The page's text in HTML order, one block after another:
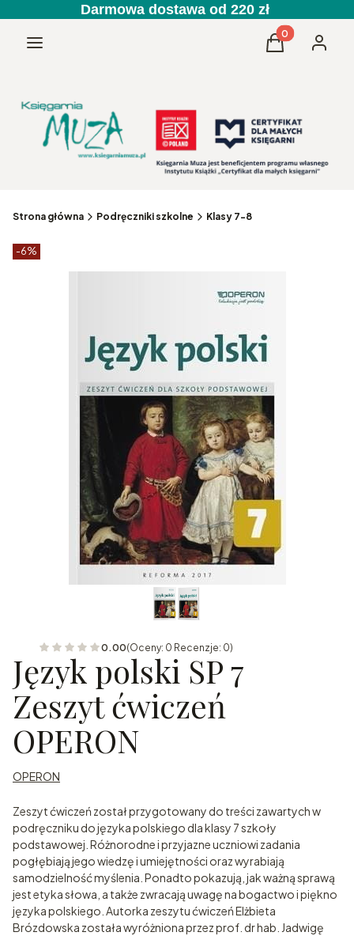
Darmowa dostawa od 220 zł
Menu Produkty w
Koszyk
Strona główna Podręczniki szkolne Klasy 7-8
Etykiety produktu
-6%
0.00(Oceny: 0 Recenzje: 0)
Język polski SP 7
Zeszyt ćwiczeń
OPERON
OPERON
Zeszyt ćwiczeń został przygotowany do treści zawartych w
podręczniku do języka polskiego dla klasy 7 szkoły
podstawowej. Różnorodne i przyjazne uczniowi zadania
pogłębiają jego wiedzę i umiejętności oraz wyrabiają
samodzielność myślenia. Ponadto pokazują, jak ważną sprawą
jest etyka słowa, a także zwracają uwagę na bogactwo i piękno
języka polskiego. Autorka zeszytu ćwiczeń Elżbieta
Brózdowska została wyróżniona przez prof. dr hab. Jadwigę